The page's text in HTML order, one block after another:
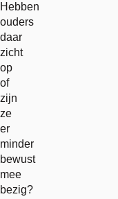
Hebben
ouders
daar
zicht
op
of
zijn
ze
er
minder
bewust
mee
bezig?